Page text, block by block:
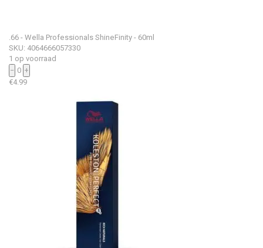
.66 - Wella Professionals ShineFinity - 60ml
SKU: 4064666057330
1 op voorraad
− 0 +
€4.99